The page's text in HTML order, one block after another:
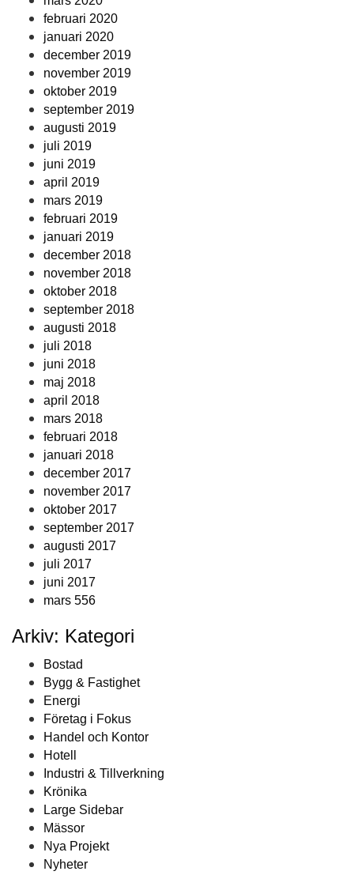
februari 2020
januari 2020
december 2019
november 2019
oktober 2019
september 2019
augusti 2019
juli 2019
juni 2019
april 2019
mars 2019
februari 2019
januari 2019
december 2018
november 2018
oktober 2018
september 2018
augusti 2018
juli 2018
juni 2018
maj 2018
april 2018
mars 2018
februari 2018
januari 2018
december 2017
november 2017
oktober 2017
september 2017
augusti 2017
juli 2017
juni 2017
mars 556
Arkiv: Kategori
Bostad
Bygg & Fastighet
Energi
Företag i Fokus
Handel och Kontor
Hotell
Industri & Tillverkning
Krönika
Large Sidebar
Mässor
Nya Projekt
Nyheter